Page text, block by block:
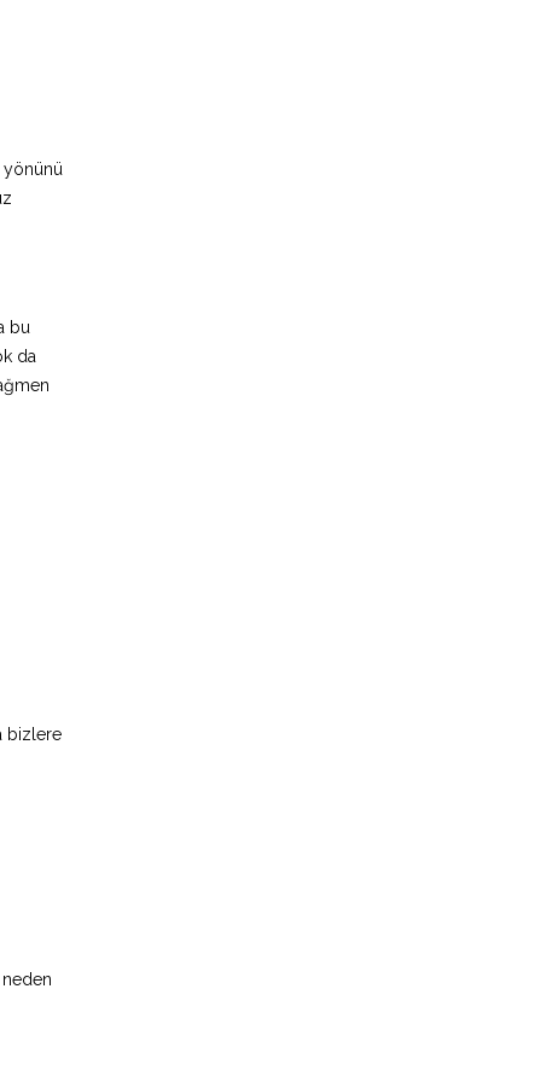
yönünü
bu
da
bizlere